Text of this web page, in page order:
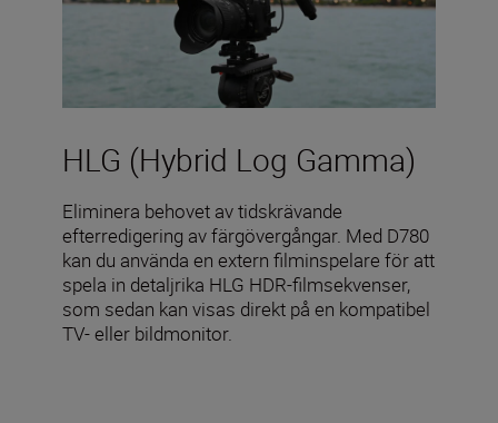
HLG (Hybrid Log Gamma)
Eliminera behovet av tidskrävande
efterredigering av färgövergångar. Med D780
kan du använda en extern filminspelare för att
spela in detaljrika HLG HDR-filmsekvenser,
som sedan kan visas direkt på en kompatibel
TV- eller bildmonitor.